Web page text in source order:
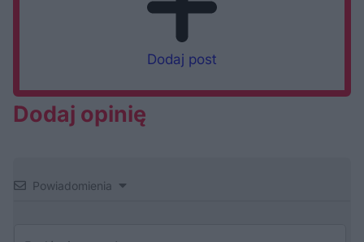
Dodaj post
Dodaj opinię
Powiadomienia